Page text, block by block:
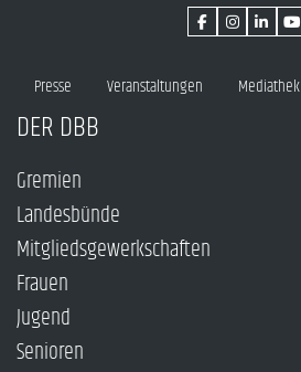
Presse Veranstaltungen Mediathek
DER DBB
Gremien
Landesbünde
Mitgliedsgewerkschaften
Frauen
Jugend
Senioren